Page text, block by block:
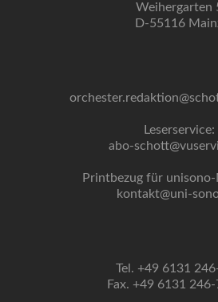
Weihergarten
D-55116
Leserservice:
abo-
Printbezug für
kontakt@uni-
Tel. +49 6131
Fax. +49 6131